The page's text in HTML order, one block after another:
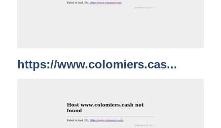
https://www.colomiers.cas...